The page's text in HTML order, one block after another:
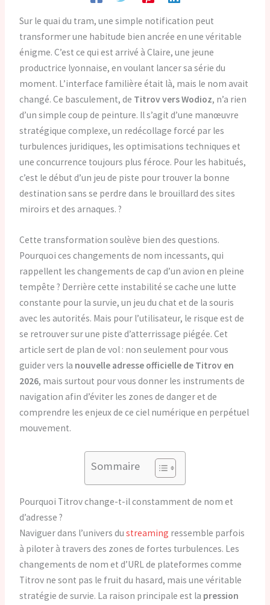
Sur le quai du tram, une simple notification peut
transformer une habitude bien ancrée en une véritable
énigme. C’est ce qui est arrivé à Claire, une jeune
productrice lyonnaise, en voulant lancer sa série du
moment. L’interface familière était là, mais le nom avait
changé. Ce basculement, de Titrov vers Wodioz, n’a rien
d’un simple coup de peinture. Il s’agit d’une manœuvre
stratégique complexe, un redécollage forcé par les
turbulences juridiques, les optimisations techniques et
une concurrence toujours plus féroce. Pour les habitués,
c’est le début d’un jeu de piste pour trouver la bonne
destination sans se perdre dans le brouillard des sites
miroirs et des arnaques. ?
Cette transformation soulève bien des questions.
Pourquoi ces changements de nom incessants, qui
rappellent les changements de cap d’un avion en pleine
tempête ? Derrière cette instabilité se cache une lutte
constante pour la survie, un jeu du chat et de la souris
avec les autorités. Mais pour l’utilisateur, le risque est de
se retrouver sur une piste d’atterrissage piégée. Cet
article sert de plan de vol : non seulement pour vous
guider vers la nouvelle adresse officielle de Titrov en
2026, mais surtout pour vous donner les instruments de
navigation afin d’éviter les zones de danger et de
comprendre les enjeux de ce ciel numérique en perpétuel
mouvement.
Sommaire
Pourquoi Titrov change-t-il constamment de nom et
d’adresse ?
Naviguer dans l’univers dustreaming ressemble parfois
à piloter à travers des zones de fortes turbulences. Les
changements de nom et d’URL de plateformes comme
Titrov ne sont pas le fruit du hasard, mais une véritable
stratégie de survie. La raison principale est la pression